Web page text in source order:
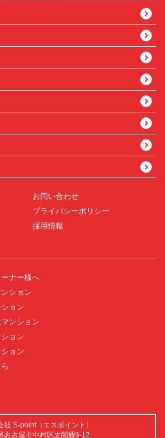
お問い合わせ
プライバシーポリシー
採用情報
ナー様へ
ション
ョン
ンション
ョン
ョン
社 S-point（エスポイント）
名古屋市中村区太閤通9-12